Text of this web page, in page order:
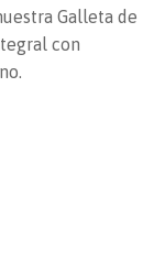
Galleta de
con